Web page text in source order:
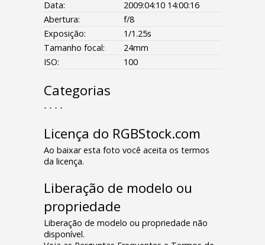
Data:
2009:04:10 14:00:16
Abertura:
f/8
Exposição:
1/1.25s
Tamanho focal:
24mm
ISO:
100
Categorias
- - - -
Licença do RGBStock.com
Ao baixar esta foto você aceita os termos
da licença.
Liberação de modelo ou
propriedade
Liberação de modelo ou propriedade não
disponível.